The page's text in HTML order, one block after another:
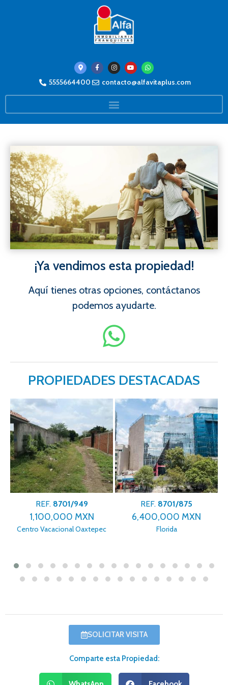
5555664400 contacto@alfavitaplus.com
¡Ya vendimos esta propiedad!
Aquí tienes otras opciones, contáctanos
podemos ayudarte.
PROPIEDADES DESTACADAS
REF. 8701/949
1,100,000 MXN
Centro Vacacional Oaxtepec
REF. 8701/875
6,400,000 MXN
Florida
SOLICITAR VISITA
Comparte esta Propiedad: